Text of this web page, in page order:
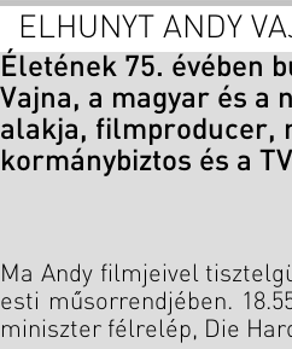
ELHUNYT ANDY
Életének 75. évében
Vajna, a magyar és a
alakja, filmproducer,
kormánybiztos és a
Ma Andy filmjeivel
esti műsorrendjében.
miniszter félrelép, Die